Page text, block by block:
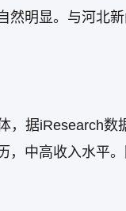
然明显。与河北
，据iResearch
，中高收入水平